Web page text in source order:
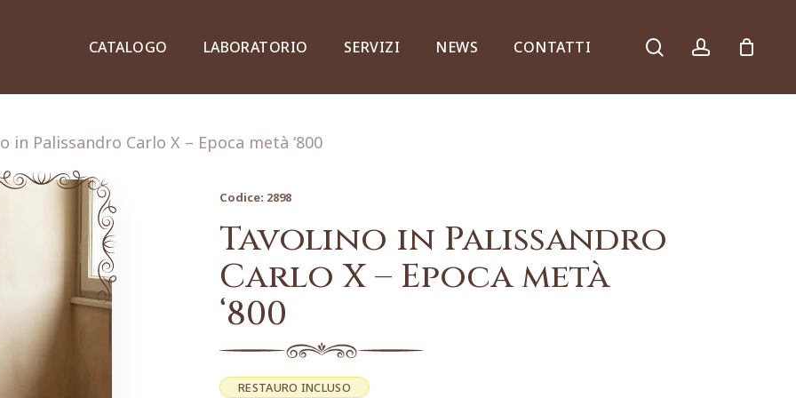
CATALOGO
Credenze, piattaie e vetrine Armadi, comò e ribalte
Lampade e lampadari
Dipinti e stampe
LABORATORIO SERVIZI NEWS CONTATTI searchaccount
in Palissandro Carlo X – Epoca metà ‘800
Codice: 2898
Tavolino in Palissandro
Carlo X – Epoca metà
‘800
RESTAURO INCLUSO